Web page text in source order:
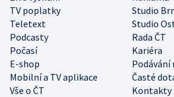
TV poplatky
Studio
Teletext
Studio
Podcasty
Rada ČT
Počasí
Kariéra
E-shop
Podávání
Mobilní a TV aplikace
Časté
Vše o ČT
Kontakty